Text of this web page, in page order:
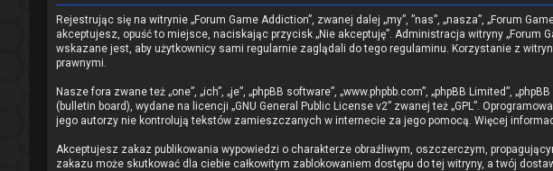
Rejestrując się na witrynie „Forum Game Addiction”, zwanej dalej „my”, ”nas”, „nasza”, „Forum
akceptujesz, opuść to miejsce, naciskając przycisk „Nie akceptuję”. Administracja witryny
wskazane jest, aby użytkownicy sami regularnie zaglądali do tego regulaminu. Korzystanie z
prawnymi.
Nasze fora zwane też „one”, „ich”, „je”, „phpBB software”, „www.phpbb.com”, „phpBB Limited”,
(bulletin board), wydane na licencji „GNU General Public License v2” zwanej też „GPL”.
jego autorzy nie kontrolują tekstów zamieszczanych w internecie za jego pomocą. Więcej
Akceptujesz zakaz publikowania wypowiedzi o charakterze obraźliwym, oszczerczym,
zakazu może skutkować dla ciebie całkowitym zablokowaniem dostępu do tej witryny, a twój